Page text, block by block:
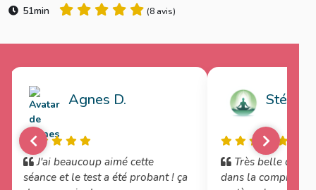
51min (8 avis)
Agnes D.
J'ai beaucoup aimé cette
séance et le test a été probant ! ça
Très belle
dans la